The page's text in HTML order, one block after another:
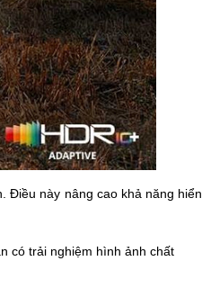
Điều này nâng cao khả năng hiển
có trải nghiệm hình ảnh chất